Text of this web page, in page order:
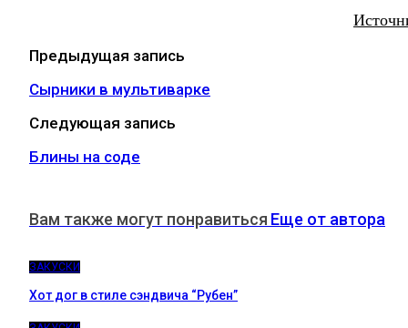
Предыдущая запись
Сырники в мультиварке
Следующая запись
Блины на соде
Вам также могут понравиться Еще от автора
ЗАКУСКИ
Хот дог в стиле сэндвича “Рубен”